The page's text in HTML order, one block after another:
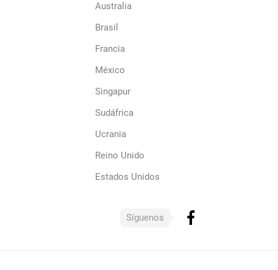
Australia
Brasil
Francia
México
Singapur
Sudáfrica
Ucrania
Reino Unido
Estados Unidos
Síguenos